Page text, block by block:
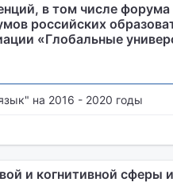
в том числе форума
российских
«Глобальные
на 2016 - 2020 годы
и когнитивной сферы